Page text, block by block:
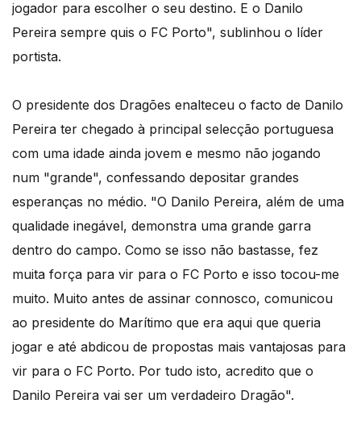
jogador para escolher o seu destino. E o Danilo
Pereira sempre quis o FC Porto", sublinhou o líder
portista.
O presidente dos Dragões enalteceu o facto de Danilo
Pereira ter chegado à principal selecção portuguesa
com uma idade ainda jovem e mesmo não jogando
num "grande", confessando depositar grandes
esperanças no médio. "O Danilo Pereira, além de uma
qualidade inegável, demonstra uma grande garra
dentro do campo. Como se isso não bastasse, fez
muita força para vir para o FC Porto e isso tocou-me
muito. Muito antes de assinar connosco, comunicou
ao presidente do Marítimo que era aqui que queria
jogar e até abdicou de propostas mais vantajosas para
vir para o FC Porto. Por tudo isto, acredito que o
Danilo Pereira vai ser um verdadeiro Dragão".